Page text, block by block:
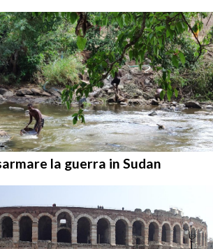
la guerra in Sudan